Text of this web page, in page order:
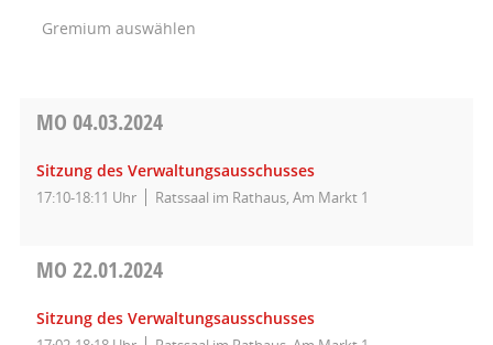
Gremium auswählen
MO 04.03.2024
Sitzung des Verwaltungsausschusses
17:10-18:11 Uhr Ratssaal im Rathaus, Am Markt 1
MO 22.01.2024
Sitzung des Verwaltungsausschusses